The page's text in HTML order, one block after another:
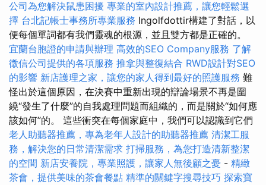
公司為您解決鼠患困擾 專業的室內設計推薦，讓您輕鬆選
擇 台北記帳士事務所專業服務 Ingolfdottir構建了對話，以
便每個單詞都有我們靈魂的根源，並且雙方都是正確的。
宜蘭台胞證的申請與辦理 高效的SEO Company服務 了解
徵信公司提供的各項服務 推拿與整復結合 RWD設計對SEO
的影響 新店護理之家，讓您的家人得到最好的照護服務 難
怪出於這個原因，在決賽中重新出現的辯論場景不再是圍
繞“發生了什麼”的自我處理問題而組織的，而是關於“如何應
該如何”的。 這些衝突在每個家庭中，我們可以認識到它們
老人助聽器推薦，專為老年人設計的助聽器推薦 清潔工服
務，解決您的日常清潔需求 打掃服務，為您打造清新整潔
的空間 新店安養院，專業照護，讓家人無後顧之憂 - 精緻
茶會，提供美味的茶會餐點 精準的關鍵字搜尋技巧 探索寶